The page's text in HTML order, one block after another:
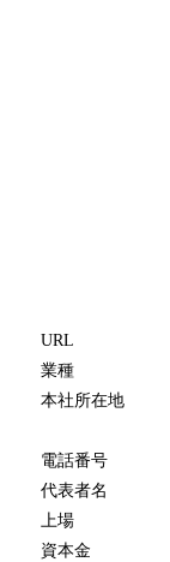
URL
業種
本社所在地
電話番号
代表者名
上場
資本金